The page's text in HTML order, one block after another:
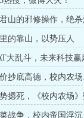
山的邪修操作，绝杀
的靠山，以势压人
大乱斗，未来科技赢
抄底高德，校内农场
摁死，《校内农场
战争，校内帝国浮沉